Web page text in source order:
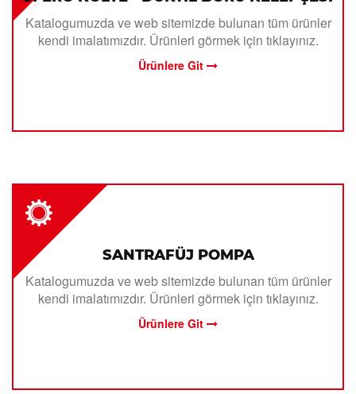
Katalogumuzda ve web sitemizde bulunan tüm ürünler
kendi imalatımızdır. Ürünleri görmek için tıklayınız.
Ürünlere Git
SANTRAFÜJ POMPA
Katalogumuzda ve web sitemizde bulunan tüm ürünler
kendi imalatımızdır. Ürünleri görmek için tıklayınız.
Ürünlere Git